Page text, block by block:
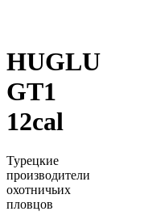
HUGLU
GT1
12cal
Турецкие
производители
охотничьих
пловцов